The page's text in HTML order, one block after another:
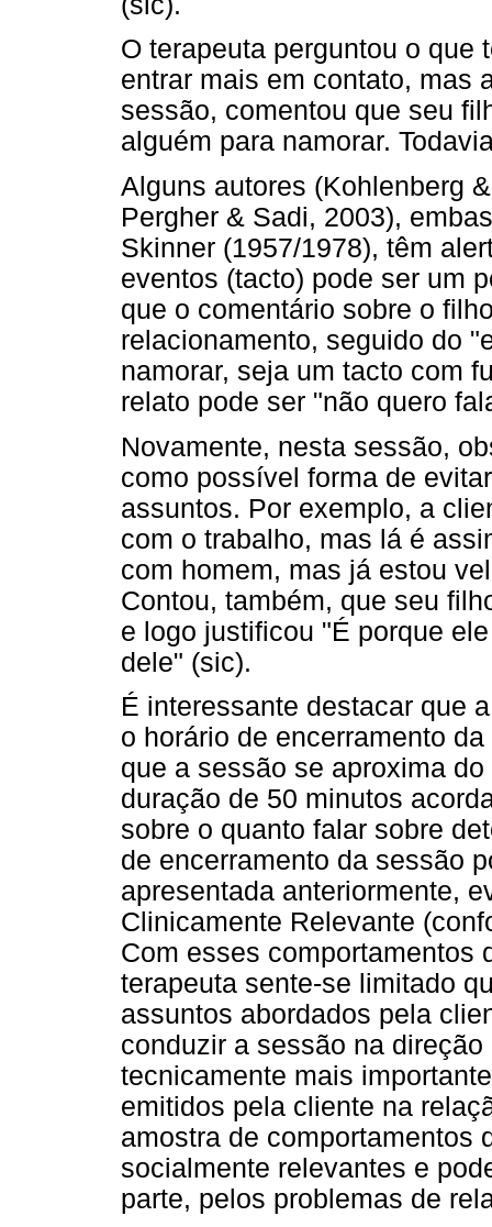
O terapeuta perguntou o que
entrar mais em contato, mas
sessão, comentou que seu
alguém para namorar.
Alguns autores (Kohlenberg
Pergher & Sadi, 2003),
Skinner (1957/1978), têm
eventos (tacto) pode ser um
que o comentário sobre o
relacionamento, seguido do
namorar, seja um tacto com
relato pode ser "não quero
Novamente, nesta sessão,
como possível forma de
assuntos. Por exemplo, a
com o trabalho, mas lá é
com homem, mas já estou
Contou, também, que seu
e logo justificou "É porque
dele" (sic).
É interessante destacar que
o horário de encerramento
que a sessão se aproxima
duração de 50 minutos
sobre o quanto falar sobre
de encerramento da sessão
apresentada anteriormente,
Clinicamente Relevante
Com esses comportamentos
terapeuta sente-se limitado
assuntos abordados pela
conduzir a sessão na
tecnicamente mais
emitidos pela cliente na
amostra de comportamentos
socialmente relevantes e
parte, pelos problemas de